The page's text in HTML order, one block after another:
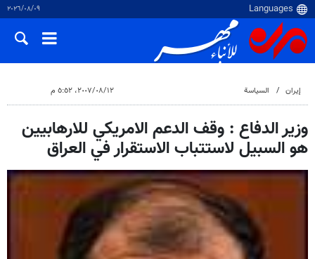
٠٩‏/٠٨‏/٢٠٢٦
إيران السياسة ١٢‏/٠٨‏/٢٠٠٧، ٥:٥٢ م
وزير الدفاع : وقف الدعم الامريكي للارهابيين
هو السبيل لاستتباب الاستقرار في العراق